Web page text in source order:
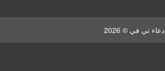
دعاء تي في © 2026